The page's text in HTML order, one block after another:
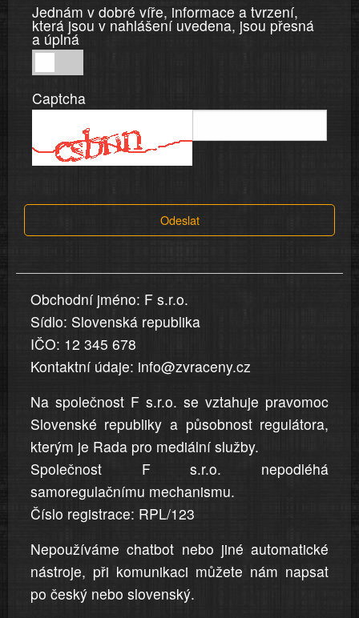
Jednám v dobré víře, informace a tvrzení,
která jsou v nahlášení uvedena, jsou přesná
a úplná
v
dobré
informace
v
jsou
přesná
a
úplná
Captcha
Odeslat
Obchodní jméno: F s.r.o.
Sídlo: Slovenská republika
IČO: 12 345 678
Kontaktní údaje: info@zvraceny.cz
Na společnost F s.r.o. se vztahuje pravomoc
Slovenské republiky a působnost regulátora,
kterým je Rada pro mediální služby.
Společnost F s.r.o. nepodléhá
samoregulačnímu mechanismu.
Číslo registrace: RPL/123
Nepoužíváme chatbot nebo jiné automatické
nástroje, při komunikaci můžete nám napsat
po český nebo slovenský.